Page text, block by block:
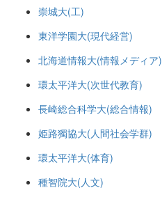
崇城大(工)
東洋学園大(現代経営)
北海道情報大(情報メディア)
環太平洋大(次世代教育)
長崎総合科学大(総合情報)
姫路獨協大(人間社会学群)
環太平洋大(体育)
種智院大(人文)